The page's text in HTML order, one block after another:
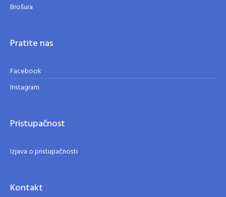
Brošura
Pratite nas
Facebook
Instagram
Pristupačnost
Izjava o pristupačnosti
Kontakt